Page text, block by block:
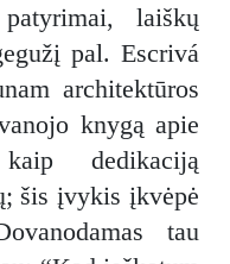
laiškų
pal. Escrivá
architektūros
knygą apie
dedikaciją
šis įvykis įkvėpė
tau